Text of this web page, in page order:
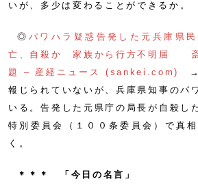
いが、多少は変わることができるか。
◎ パワハラ疑惑告発した元兵庫県
亡、自殺か 家族から行方不明届 斎
題 – 産経ニュース (sankei.com)
→
報じられていないが、兵庫県知事のパ
いる。告発した元県庁の局長が自殺し
特別委員会（１００条委員会）で真
く。
＊＊＊ 「今日の名言」